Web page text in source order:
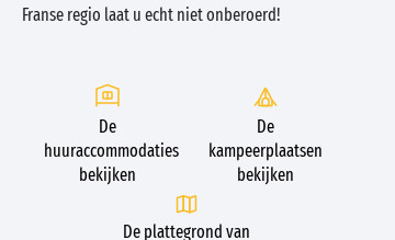
Franse regio laat u echt niet onberoerd!
De
huuraccommodaties
bekijken
De
kampeerplaatsen
bekijken
De plattegrond van